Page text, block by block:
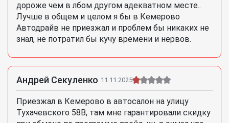
дороже чем в лбом другом адекватном месте..
Лучше в общем и целом я бы в Кемерово
Автодрайв не приезжал и проблем бы никаких не
знал, не потратил бы кучу времени и нервов.
Андрей Секуленко 11.11.2025
Приезжал в Кемерово в автосалон на улицу
Тухачевского 58В, там мне гарантировали скидку